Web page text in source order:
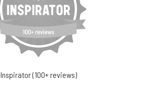
Inspirator (100+ reviews)